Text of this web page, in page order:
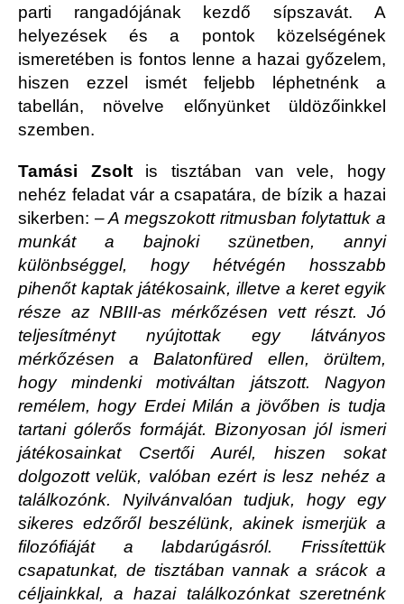
parti rangadójának kezdő sípszavát. A
helyezések és a pontok közelségének
ismeretében is fontos lenne a hazai győzelem,
hiszen ezzel ismét feljebb léphetnénk a
tabellán, növelve előnyünket üldözőinkkel
szemben.
Tamási Zsoltis tisztában van vele, hogy
nehéz feladat vár a csapatára, de bízik a hazai
sikerben: – A megszokott ritmusban folytattuk a
munkát a bajnoki szünetben, annyi
különbséggel, hogy hétvégén hosszabb
pihenőt kaptak játékosaink, illetve a keret egyik
része az NBIII-as mérkőzésen vett részt. Jó
teljesítményt nyújtottak egy látványos
mérkőzésen a Balatonfüred ellen, örültem,
hogy mindenki motiváltan játszott. Nagyon
remélem, hogy Erdei Milán a jövőben is tudja
tartani gólerős formáját. Bizonyosan jól ismeri
játékosainkat Csertői Aurél, hiszen sokat
dolgozott velük, valóban ezért is lesz nehéz a
találkozónk. Nyilvánvalóan tudjuk, hogy egy
sikeres edzőről beszélünk, akinek ismerjük a
filozófiáját a labdarúgásról. Frissítettük
csapatunkat, de tisztában vannak a srácok a
céljainkkal, a hazai találkozónkat szeretnénk